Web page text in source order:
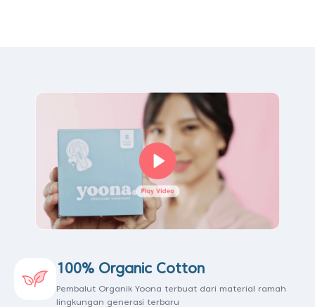
100% Organic Cotton
Pembalut Organik Yoona terbuat dari material ramah
lingkungan generasi terbaru